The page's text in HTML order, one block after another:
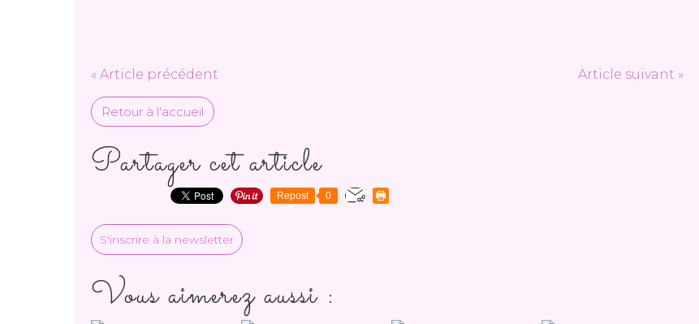
« Article précédent Article suivant »
Retour à l'accueil
Partager cet article
Repost 0
S'inscrire à la newsletter
Vous aimerez aussi :